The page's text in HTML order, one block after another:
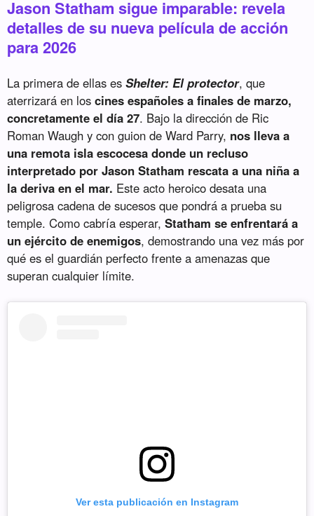
Jason Statham sigue imparable: revela
detalles de su nueva película de acción
para 2026
La primera de ellas esShelter: El protector, que
aterrizará en loscines españoles a finales de marzo,
concretamente el día 27. Bajo la dirección de Ric
Roman Waugh y con guion de Ward Parry, nos lleva a
una remota isla escocesa donde un recluso
interpretado por Jason Statham rescata a una niña a
la deriva en el mar. Este acto heroico desata una
peligrosa cadena de sucesos que pondrá a prueba su
temple. Como cabría esperar,Statham se enfrentará a
un ejército de enemigos, demostrando una vez más por
qué es el guardián perfecto frente a amenazas que
superan cualquier límite.
Ver esta publicación en Instagram